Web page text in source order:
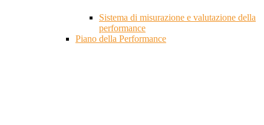
Sistema di misurazione e valutazione della
performance
Piano della Performance